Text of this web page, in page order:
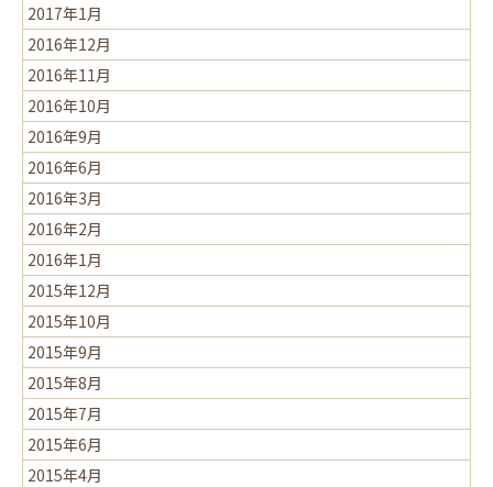
2017年1月
2016年12月
2016年11月
2016年10月
2016年9月
2016年6月
2016年3月
2016年2月
2016年1月
2015年12月
2015年10月
2015年9月
2015年8月
2015年7月
2015年6月
2015年4月